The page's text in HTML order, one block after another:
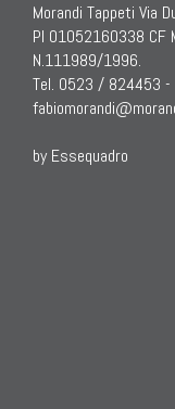
Morandi Tappeti Via
PI 01052160338 CF
N.111989/1996.
Tel. 0523 / 824453
by Essequadro